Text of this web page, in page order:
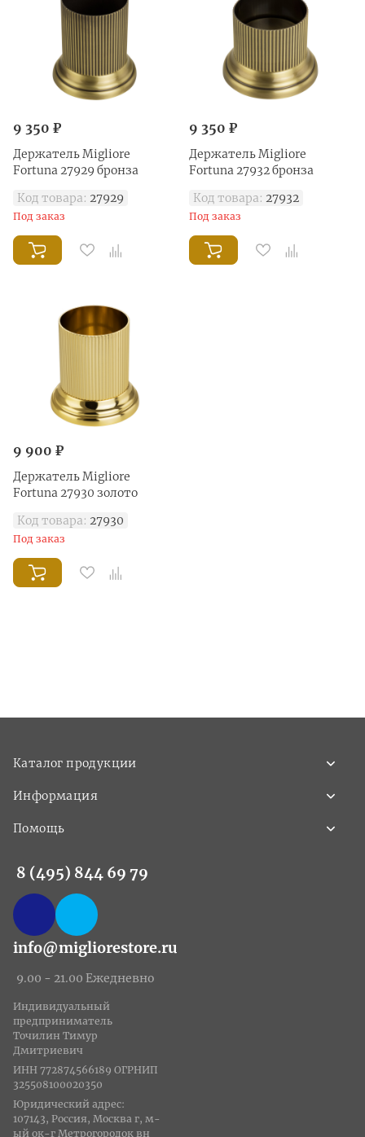
9 350 ₽
Держатель Migliore
Fortuna 27929 бронза
Код товара: 27929
Под заказ
9 350 ₽
Держатель Migliore
Fortuna 27932 бронза
Код товара: 27932
Под заказ
9 900 ₽
Держатель Migliore
Fortuna 27930 золото
Код товара: 27930
Под заказ
Каталог продукции
Информация
Помощь
8 (495) 844 69 79
info@migliorestore.ru
9.00 - 21.00 Ежедневно
Индивидуальный
предприниматель
Точилин Тимур
Дмитриевич
ИНН 772874566189 ОГРНИП
325508100020350
Юридический адрес:
107143, Россия, Москва г, м-
ый ок-г Метрогородок вн